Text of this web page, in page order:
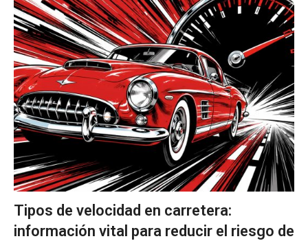
Tipos de velocidad en carretera:
información vital para reducir el riesgo de